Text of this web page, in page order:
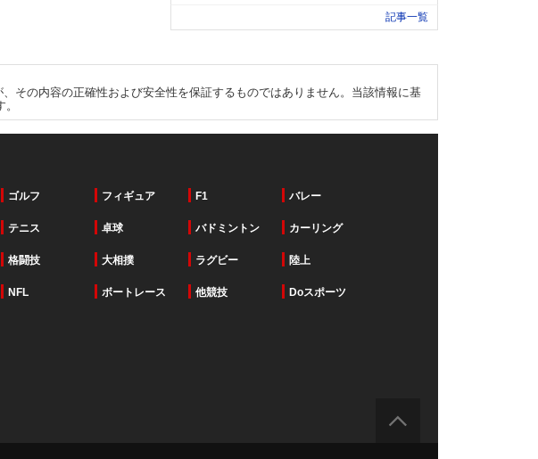
記事一覧
その内容の正確性および安全性を保証するものではありません。当該情報に基
ゴルフ フィギュア F1 バレー
テニス 卓球 バドミントン カーリング
格闘技 大相撲 ラグビー 陸上
NFL ボートレース 他競技 Doスポーツ